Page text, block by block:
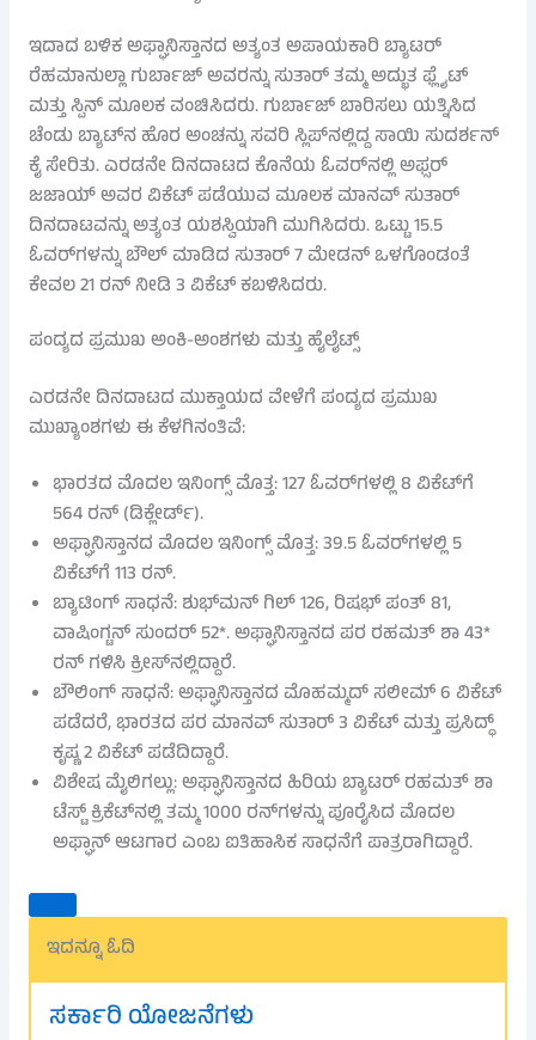
ಇದಾದ ಬಳಿಕ ಅಫ್ಘಾನಿಸ್ತಾನದ ಅತ್ಯಂತ ಅಪಾಯಕಾರಿ ಬ್ಯಾಟರ್
ರೆಹಮಾನುಲ್ಲಾ ಗುರ್ಬಾಜ್ ಅವರನ್ನು ಸುತಾರ್ ತಮ್ಮ ಅದ್ಭುತ ಫ್ಲೈಟ್
ಮತ್ತು ಸ್ಪಿನ್ ಮೂಲಕ ವಂಚಿಸಿದರು. ಗುರ್ಬಾಜ್ ಬಾರಿಸಲು ಯತ್ನಿಸಿದ
ಚೆಂಡು ಬ್ಯಾಟ್‌ನ ಹೊರ ಅಂಚನ್ನು ಸವರಿ ಸ್ಲಿಪ್‌ನಲ್ಲಿದ್ದ ಸಾಯಿ ಸುದರ್ಶನ್
ಕೈ ಸೇರಿತು. ಎರಡನೇ ದಿನದಾಟದ ಕೊನೆಯ ಓವರ್‌ನಲ್ಲಿ ಅಫ್ಸರ್
ಜಜಾಯ್ ಅವರ ವಿಕೆಟ್ ಪಡೆಯುವ ಮೂಲಕ ಮಾನವ್ ಸುತಾರ್
ದಿನದಾಟವನ್ನು ಅತ್ಯಂತ ಯಶಸ್ವಿಯಾಗಿ ಮುಗಿಸಿದರು. ಒಟ್ಟು 15.5
ಓವರ್‌ಗಳನ್ನು ಬೌಲ್ ಮಾಡಿದ ಸುತಾರ್ 7 ಮೇಡನ್ ಒಳಗೊಂಡಂತೆ
ಕೇವಲ 21 ರನ್ ನೀಡಿ 3 ವಿಕೆಟ್ ಕಬಳಿಸಿದರು.
ಪಂದ್ಯದ ಪ್ರಮುಖ ಅಂಕಿ-ಅಂಶಗಳು ಮತ್ತು ಹೈಲೈಟ್ಸ್
ಎರಡನೇ ದಿನದಾಟದ ಮುಕ್ತಾಯದ ವೇಳೆಗೆ ಪಂದ್ಯದ ಪ್ರಮುಖ
ಮುಖ್ಯಾಂಶಗಳು ಈ ಕೆಳಗಿನಂತಿವೆ:
ಭಾರತದ ಮೊದಲ ಇನಿಂಗ್ಸ್ ಮೊತ್ತ: 127 ಓವರ್‌ಗಳಲ್ಲಿ 8 ವಿಕೆಟ್‌ಗೆ
564 ರನ್ (ಡಿಕ್ಲೇರ್ಡ್).
ಅಫ್ಘಾನಿಸ್ತಾನದ ಮೊದಲ ಇನಿಂಗ್ಸ್ ಮೊತ್ತ: 39.5 ಓವರ್‌ಗಳಲ್ಲಿ 5
ವಿಕೆಟ್‌ಗೆ 113 ರನ್.
ಬ್ಯಾಟಿಂಗ್ ಸಾಧನೆ: ಶುಭ್‌ಮನ್ ಗಿಲ್ 126, ರಿಷಭ್ ಪಂತ್ 81,
ವಾಷಿಂಗ್ಟನ್ ಸುಂದರ್ 52*. ಅಫ್ಘಾನಿಸ್ತಾನದ ಪರ ರಹಮತ್ ಶಾ 43*
ರನ್ ಗಳಿಸಿ ಕ್ರೀಸ್‌ನಲ್ಲಿದ್ದಾರೆ.
ಬೌಲಿಂಗ್ ಸಾಧನೆ: ಅಫ್ಘಾನಿಸ್ತಾನದ ಮೊಹಮ್ಮದ್ ಸಲೀಮ್ 6 ವಿಕೆಟ್
ಪಡೆದರೆ, ಭಾರತದ ಪರ ಮಾನವ್ ಸುತಾರ್ 3 ವಿಕೆಟ್ ಮತ್ತು ಪ್ರಸಿದ್ಧ್
ಕೃಷ್ಣ 2 ವಿಕೆಟ್ ಪಡೆದಿದ್ದಾರೆ.
ವಿಶೇಷ ಮೈಲಿಗಲ್ಲು: ಅಫ್ಘಾನಿಸ್ತಾನದ ಹಿರಿಯ ಬ್ಯಾಟರ್ ರಹಮತ್ ಶಾ
ಟೆಸ್ಟ್ ಕ್ರಿಕೆಟ್‌ನಲ್ಲಿ ತಮ್ಮ 1000 ರನ್‌ಗಳನ್ನು ಪೂರೈಸಿದ ಮೊದಲ
ಅಫ್ಘಾನ್ ಆಟಗಾರ ಎಂಬ ಐತಿಹಾಸಿಕ ಸಾಧನೆಗೆ ಪಾತ್ರರಾಗಿದ್ದಾರೆ.
ಇದನ್ನೂ ಓದಿ
ಸರ್ಕಾರಿ ಯೋಜನೆಗಳು